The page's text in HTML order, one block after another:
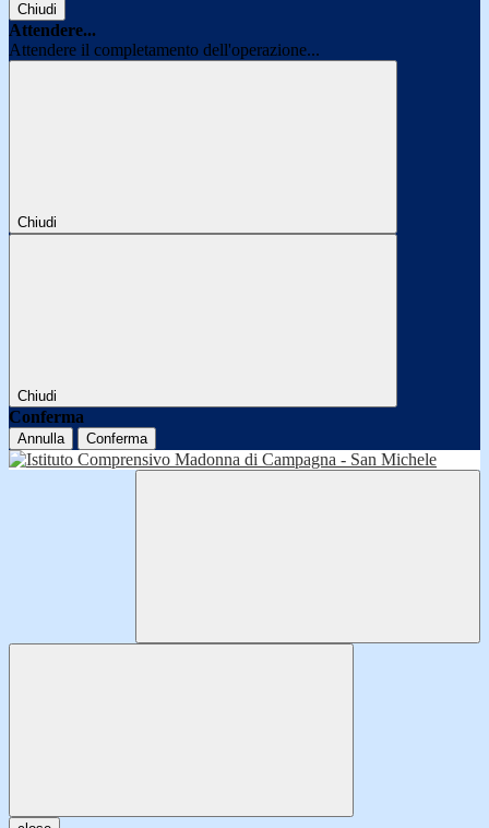
Chiudi
Attendere...
Attendere il completamento dell'operazione...
Chiudi
Chiudi
Conferma
Annulla Conferma